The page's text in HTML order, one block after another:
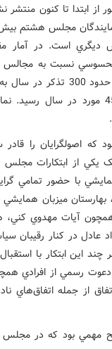
از ابتدا تا کنون
است. در آمار
نسبت به
قرار دارد. مجلس هفتمي‌ها به
در مجلس هشتم اين آمار به بيش از 450
که اصولگرايان را
يکي از ابتکارات
آيات مهدوي کني،
عادل در کنار رقيبان
اين ابتکار با
دعوت رسمي از افرادي
از جمله اتفاق‌هاي
مهمي بود که در